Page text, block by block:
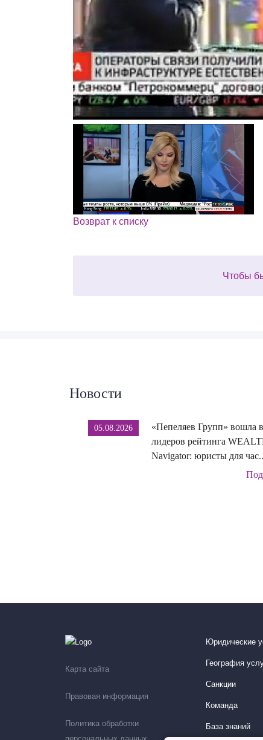
Социальная
ответственность
Возврат к списку
Чтобы
Новости
05.08.2026
«Пепеляев Групп» вошла
лидеров рейтинга
Navigator: юристы для
Карта сайта
Правовая информация
Политика обработки
Юридические
География
Санкции
Команда
База знаний